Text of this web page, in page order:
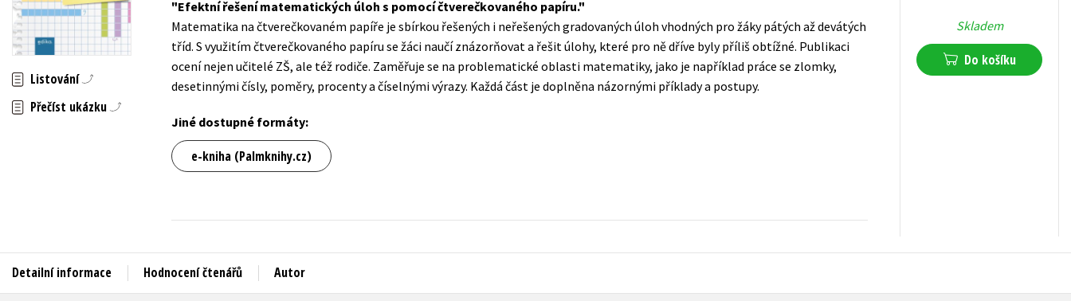
Auto - moto
Beletrie pro děti
Jazyky
Kalendáře
Kariéra a osobní rozvoj
Komiks
Populárně - naučná pro dospělé
Populárně - naučné pro děti
Předškoláci
Příroda a zahrada
Young adult (SK)
Zahraniční literatura
Zdraví a životní styl
Listování
Přečíst ukázku
Efektní řešení matematických úloh s pomocí čtverečkovaného papíru.
Matematika na čtverečkovaném papíře je sbírkou řešených i neřešených gradovaných úloh vhodných pro žáky pátých až devátých
tříd. S využitím čtverečkovaného papíru se žáci naučí znázorňovat a řešit úlohy, které pro ně dříve byly příliš obtížné. Publikaci
ocení nejen učitelé ZŠ, ale též rodiče. Zaměřuje se na problematické oblasti matematiky, jako je například práce se zlomky,
desetinnými čísly, poměry, procenty a číselnými výrazy. Každá část je doplněna názornými příklady a postupy.
Jiné dostupné formáty:
e-kniha (Palmknihy.cz)
Skladem
Do košíku
Detailní informace Hodnocení čtenářů Autor